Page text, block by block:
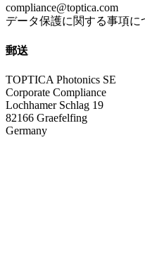
compliance@toptica.com
データ保護に関する事項に
郵送
TOPTICA Photonics SE
Corporate Compliance
Lochhamer Schlag 19
82166 Graefelfing
Germany